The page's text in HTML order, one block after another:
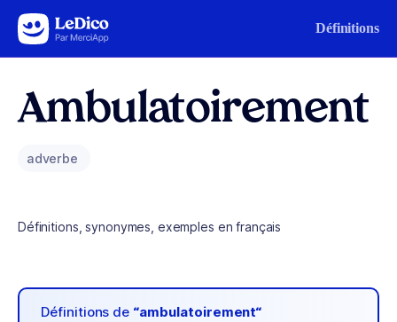
Aller au contenu Définitions
Ambulatoirement
adverbe
Définitions, synonymes, exemples en français
Définitions de “ambulatoirement“